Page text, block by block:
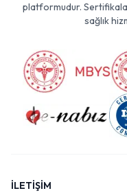
platformudur.
sağlık
İLETİŞİM